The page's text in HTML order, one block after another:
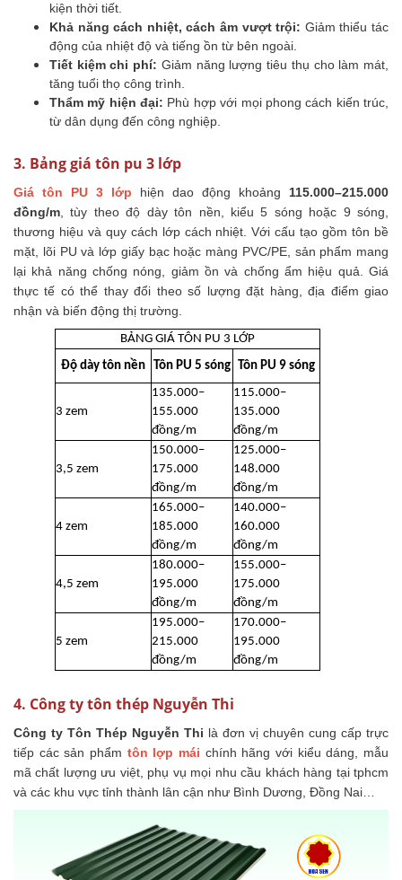
kiện thời tiết.
Khả năng cách nhiệt, cách âm vượt trội: Giảm thiểu tác
động của nhiệt độ và tiếng ồn từ bên ngoài.
Tiết kiệm chi phí: Giảm năng lượng tiêu thụ cho làm mát,
tăng tuổi thọ công trình.
Thẩm mỹ hiện đại: Phù hợp với mọi phong cách kiến trúc,
từ dân dụng đến công nghiệp.
3. Bảng giá tôn pu 3 lớp
Giá tôn PU 3 lớp hiện dao động khoảng 115.000–215.000
đồng/m , tùy theo độ dày tôn nền, kiểu 5 sóng hoặc 9 sóng,
thương hiệu và quy cách lớp cách nhiệt. Với cấu tạo gồm tôn bề
mặt, lõi PU và lớp giấy bạc hoặc màng PVC/PE, sản phẩm mang
lại khả năng chống nóng, giảm ồn và chống ẩm hiệu quả. Giá
thực tế có thể thay đổi theo số lượng đặt hàng, địa điểm giao
nhận và biến động thị trường.
BẢNG GIÁ TÔN PU 3 LỚP
Độ dày tôn nền
Tôn PU 5 sóng Tôn PU 9 sóng
3 zem
135.000–
155.000
đồng/m
115.000–
135.000
đồng/m
3,5 zem
150.000–
175.000
đồng/m
125.000–
148.000
đồng/m
4 zem
165.000–
185.000
đồng/m
140.000–
160.000
đồng/m
4,5 zem
180.000–
195.000
đồng/m
155.000–
175.000
đồng/m
5 zem
195.000–
215.000
đồng/m
170.000–
195.000
đồng/m
4. Công ty tôn thép Nguyễn Thi
Công ty Tôn Thép Nguyễn Thi là đơn vị chuyên cung cấp trực
tiếp các sản phẩm tôn lợp mái chính hãng với kiểu dáng, mẫu
mã chất lượng ưu việt, phụ vụ mọi nhu cầu khách hàng tại tphcm
và các khu vực tỉnh thành lân cận như Bình Dương, Đồng Nai…